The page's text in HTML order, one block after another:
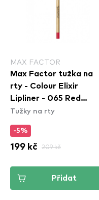
MAX FACTOR
Max Factor tužka na
rty - Colour Elixir
Lipliner - 065 Red
Sangria
Tužky na rty
-5%
199 kč 209 kč
Přidat